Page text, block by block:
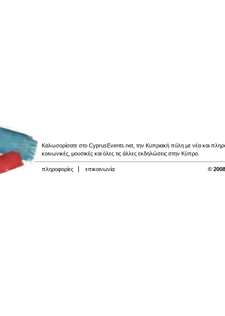
Καλωσορίσατε στο CyprusEvents.net, την Κυπριακή πύλη με νέα και
κοινωνικές, μουσικές και όλες τις άλλες εκδηλώσεις στην Κύπρο.
πληροφορίες επικοινωνία ©